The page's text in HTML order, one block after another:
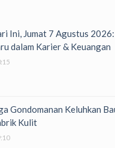
Ini, Jumat 7 Agustus
dalam Karier & Keuangan
Gondomanan Keluhkan
Kulit